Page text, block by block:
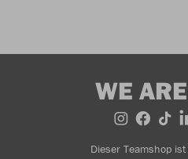
WE
Dieser Teamshop